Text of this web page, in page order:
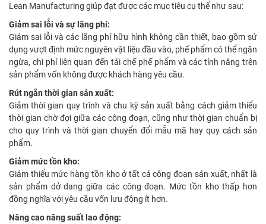
Lean Manufacturing giúp đạt được các mục tiêu cụ thể như sau:
Giảm sai lỗi và sự lãng phí:
Giảm sai lỗi và các lãng phí hữu hình không cần thiết, bao gồm sử
dụng vượt định mức nguyên vật liệu đầu vào, phế phẩm có thể ngăn
ngừa, chi phí liên quan đến tái chế phế phẩm và các tính năng trên
sản phẩm vốn không được khách hàng yêu cầu.
Rút ngắn thời gian sản xuất:
Giảm thời gian quy trình và chu kỳ sản xuất bằng cách giảm thiểu
thời gian chờ đợi giữa các công đoạn, cũng như thời gian chuẩn bị
cho quy trình và thời gian chuyển đổi mẫu mã hay quy cách sản
phẩm.
Giảm mức tồn kho:
Giảm thiểu mức hàng tồn kho ở tất cả công đoạn sản xuất, nhất là
sản phẩm dở dang giữa các công đoạn. Mức tồn kho thấp hơn
đồng nghĩa với yêu cầu vốn lưu động ít hơn.
Nâng cao năng suất lao động: